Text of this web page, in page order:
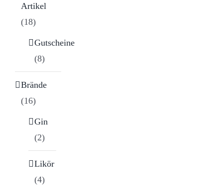
Artikel
(18)
Gutscheine
(8)
Brände
(16)
Gin
(2)
Likör
(4)